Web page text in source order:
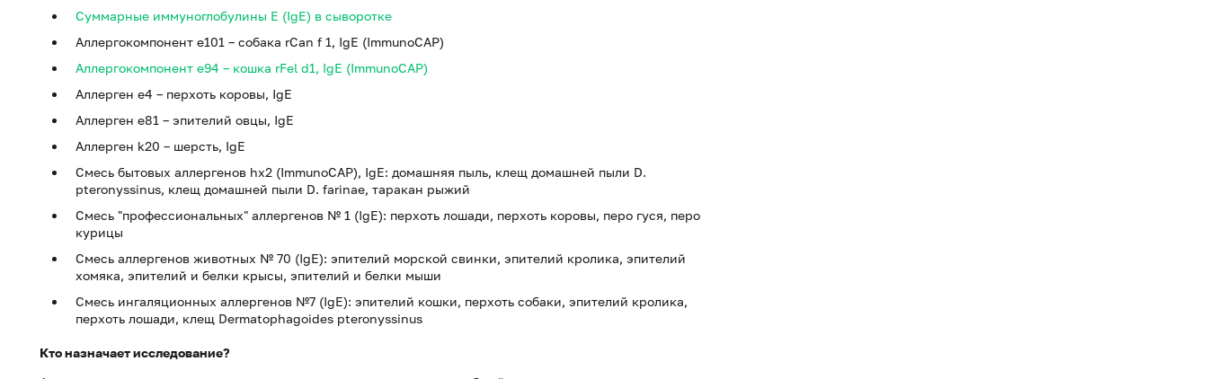
Суммарные иммуноглобулины E (IgE) в сыворотке
Аллергокомпонент e101 – собака rCan f 1, IgE (ImmunoCAP)
Аллергокомпонент e94 – кошка rFel d1, IgE (ImmunoCAP)
Аллерген e4 – перхоть коровы, IgE
Аллерген e81 – эпителий овцы, IgE
Аллерген k20 – шерсть, IgE
Смесь бытовых аллергенов hx2 (ImmunoCAP), IgE: домашняя пыль, клещ домашней пыли D.
pteronyssinus, клещ домашней пыли D. farinae, таракан рыжий
Смесь "профессиональных" аллергенов № 1 (IgE): перхоть лошади, перхоть коровы, перо гуся, перо
курицы
Смесь аллергенов животных № 70 (IgE): эпителий морской свинки, эпителий кролика, эпителий
хомяка, эпителий и белки крысы, эпителий и белки мыши
Смесь ингаляционных аллергенов №7 (IgE): эпителий кошки, перхоть собаки, эпителий кролика,
перхоть лошади, клещ Dermatophagoides pteronyssinus
Кто назначает исследование?